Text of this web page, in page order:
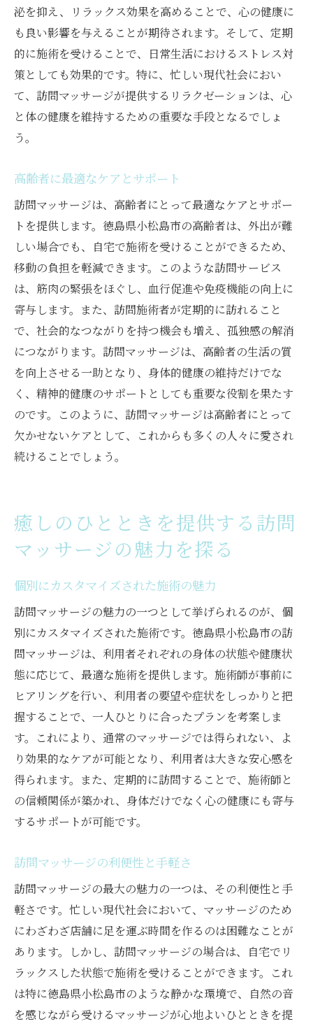
実際に体験した人々の声を紹介
驚きの効果を得た利用者の体験談
訪問マッサージによる心身の変化を実感す
期待を超える訪問マッサージの効果
泌を抑え、リラックス効果を高めることで、心の健康に
も良い影響を与えることが期待されます。そして、定期
的に施術を受けることで、日常生活におけるストレス対
策としても効果的です。特に、忙しい現代社会におい
て、訪問マッサージが提供するリラクゼーションは、心
と体の健康を維持するための重要な手段となるでしょ
う。
高齢者に最適なケアとサポート
訪問マッサージは、高齢者にとって最適なケアとサポー
トを提供します。徳島県小松島市の高齢者は、外出が難
しい場合でも、自宅で施術を受けることができるため、
移動の負担を軽減できます。このような訪問サービス
は、筋肉の緊張をほぐし、血行促進や免疫機能の向上に
寄与します。また、訪問施術者が定期的に訪れること
で、社会的なつながりを持つ機会も増え、孤独感の解消
につながります。訪問マッサージは、高齢者の生活の質
を向上させる一助となり、身体的健康の維持だけでな
く、精神的健康のサポートとしても重要な役割を果たす
のです。このように、訪問マッサージは高齢者にとって
欠かせないケアとして、これからも多くの人々に愛され
続けることでしょう。
癒しのひとときを提供する訪問
マッサージの魅力を探る
個別にカスタマイズされた施術の魅力
訪問マッサージの魅力の一つとして挙げられるのが、個
別にカスタマイズされた施術です。徳島県小松島市の訪
問マッサージは、利用者それぞれの身体の状態や健康状
態に応じて、最適な施術を提供します。施術師が事前に
ヒアリングを行い、利用者の要望や症状をしっかりと把
握することで、一人ひとりに合ったプランを考案しま
す。これにより、通常のマッサージでは得られない、よ
り効果的なケアが可能となり、利用者は大きな安心感を
得られます。また、定期的に訪問することで、施術師と
の信頼関係が築かれ、身体だけでなく心の健康にも寄与
するサポートが可能です。
訪問マッサージの利便性と手軽さ
訪問マッサージの最大の魅力の一つは、その利便性と手
軽さです。忙しい現代社会において、マッサージのため
にわざわざ店舗に足を運ぶ時間を作るのは困難なことが
あります。しかし、訪問マッサージの場合は、自宅でリ
ラックスした状態で施術を受けることができます。これ
は特に徳島県小松島市のような静かな環境で、自然の音
を感じながら受けるマッサージが心地よいひとときを提